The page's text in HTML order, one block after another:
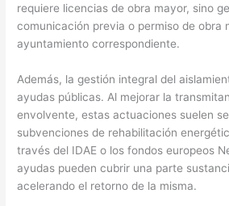
requiere licencias de obra mayor, sino
comunicación previa o permiso de obra
ayuntamiento correspondiente.
Además, la gestión integral del
ayudas públicas. Al mejorar la
envolvente, estas actuaciones suelen
subvenciones de rehabilitación
través del IDAE o los fondos europeos
ayudas pueden cubrir una parte
acelerando el retorno de la misma.